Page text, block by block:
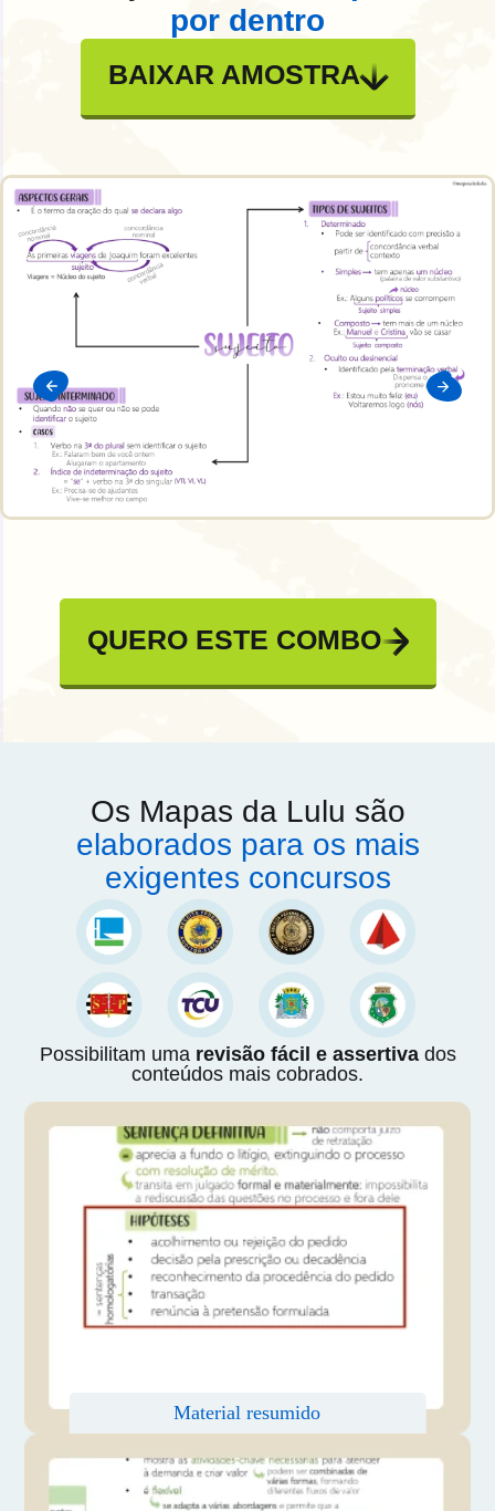
por dentro
BAIXAR AMOSTRA
QUERO ESTE COMBO
Os Mapas da Lulu são
elaborados para os mais
exigentes concursos
Possibilitam uma revisão fácil e assertivados
conteúdos mais cobrados.